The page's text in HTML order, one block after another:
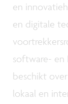
en
en digitale
software- en
beschikt
lokaal en